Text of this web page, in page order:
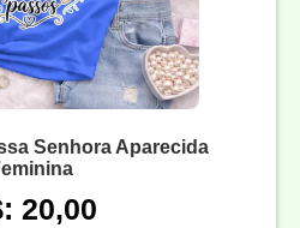
Senhora Aparecida
20,00